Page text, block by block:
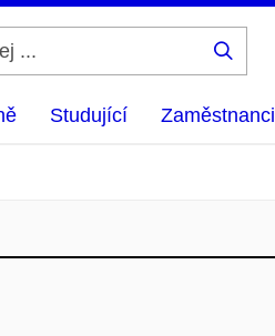
Studující Zaměstnanci